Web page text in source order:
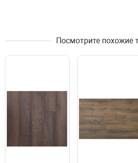
Посмотрите похожие